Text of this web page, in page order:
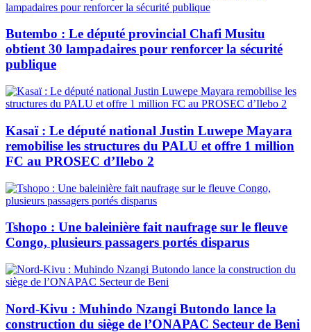
Butembo : Le député provincial Chafi Musitu
obtient 30 lampadaires pour renforcer la sécurité
publique
Kasaï : Le député national Justin Luwepe Mayara
remobilise les structures du PALU et offre 1 million
FC au PROSEC d’Ilebo 2
Tshopo : Une baleinière fait naufrage sur le fleuve
Congo, plusieurs passagers portés disparus
Nord-Kivu : Muhindo Nzangi Butondo lance la
construction du siège de l’ONAPAC Secteur de Beni